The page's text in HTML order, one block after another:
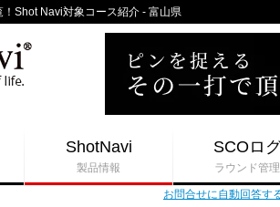
Shot Navi対象コース紹介 - 富山県
ShotNavi
製品情報
SCOロ
ラウンド管理
お問合せに自動回答す